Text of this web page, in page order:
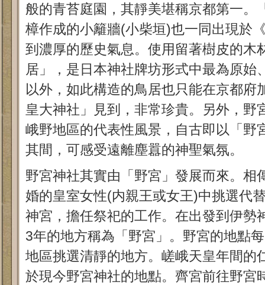
般的青苔庭園，其靜美堪稱京都第一。
樟作成的小籬牆(小柴垣)也一同出現於
到濃厚的歷史氣息。使用留著樹皮的木
居」，是日本神社牌坊形式中最為原始
以外，如此構造的鳥居也只能在京都府
皇大神社」見到，非常珍貴。另外，野
峨野地區的代表性風景，自古即以「野
其間，可感受遠離塵囂的神聖氣氛。
野宮神社其實由「野宮」發展而來。相
婚的皇室女性(内親王或女王)中挑選代
神宮，擔任祭祀的工作。在出發到伊勢
3年的地方稱為「野宮」。野宮的地點
地區挑選清靜的地方。嵯峨天皇年間的
於現今野宮神社的地點。齊宮前往野宮